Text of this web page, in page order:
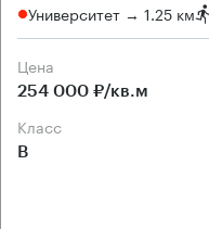
Университет → 1.25 км
Цена
254 000 ₽/кв.м
класс
B